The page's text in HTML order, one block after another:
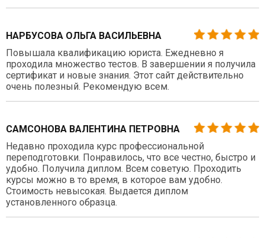
НАРБУСОВА ОЛЬГА ВАСИЛЬЕВНА
Повышала квалификацию юриста. Ежедневно я
проходила множество тестов. В завершении я получила
сертификат и новые знания. Этот сайт действительно
очень полезный. Рекомендую всем.
САМСОНОВА ВАЛЕНТИНА ПЕТРОВНА
Недавно проходила курс профессиональной
переподготовки. Понравилось, что все честно, быстро и
удобно. Получила диплом. Всем советую. Проходить
курсы можно в то время, в которое вам удобно.
Стоимость невысокая. Выдается диплом
установленного образца.